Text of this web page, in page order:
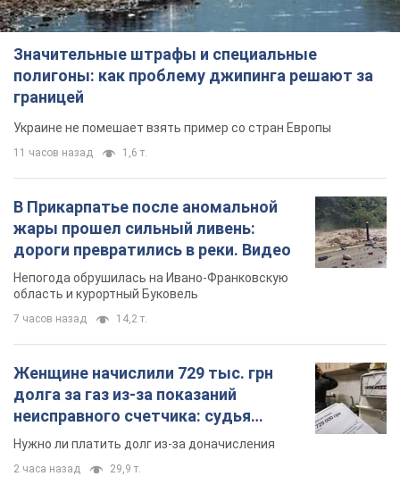
Значительные штрафы и специальные
полигоны: как проблему джипинга решают за
границей
Украине не помешает взять пример со стран Европы
11 часов назад 1,6 т.
В Прикарпатье после аномальной
жары прошел сильный ливень:
дороги превратились в реки. Видео
Непогода обрушилась на Ивано-Франковскую
область и курортный Буковель
7 часов назад 14,2 т.
Женщине начислили 729 тыс. грн
долга за газ из-за показаний
неисправного счетчика: судья
вынес неожиданное решение
Нужно ли платить долг из-за доначисления
2 часа назад 29,9 т.